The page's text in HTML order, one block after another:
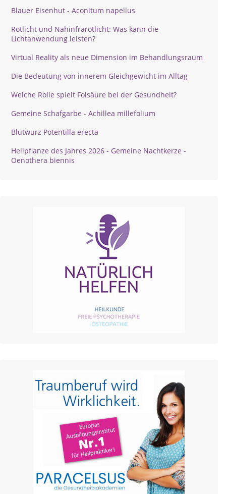
Blauer Eisenhut - Aconitum napellus
Rotlicht und Nahinfrarotlicht: Was kann die
Lichtanwendung leisten?
Virtual Reality als neue Dimension im Behandlungsraum
Die Bedeutung von innerem Gleichgewicht im Alltag
Welche Rolle spielt Folsäure bei der Gesundheit?
Gemeine Schafgarbe - Achillea millefolium
Blutwurz Potentilla erecta
Heilpflanze des Jahres 2026 - Gemeine Nachtkerze -
Oenothera biennis